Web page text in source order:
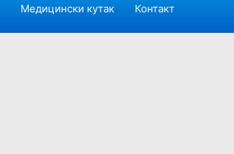
Медицински кутак Контакт